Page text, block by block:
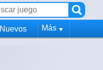
Nuevos Más